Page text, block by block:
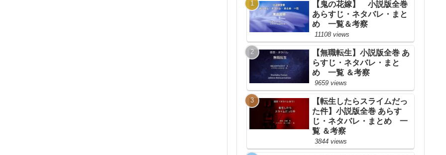
【鬼の花嫁】 小説版全巻
あらすじ・ネタバレ・まと
め 一覧＆考察
11108 views
【無職転生】小説版全巻 あ
らすじ・ネタバレ・まと
め 一覧 ＆考察
9659 views
【転生したらスライムだっ
た件】小説版全巻 あらす
じ・ネタバレ・まとめ 一
覧 ＆考察
3844 views